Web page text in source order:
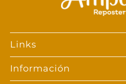
Links
Información